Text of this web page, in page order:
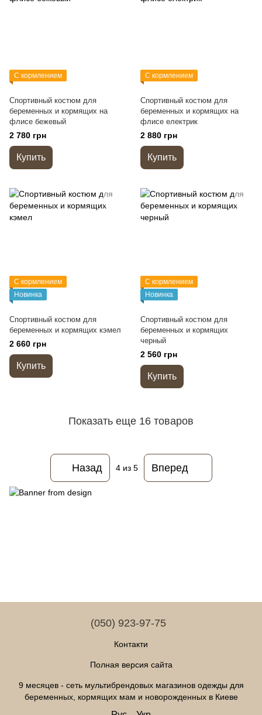
С кормлением
Спортивный костюм для
беременных и кормящих на
флисе бежевый
2 780 грн
Купить
С кормлением
Спортивный костюм для
беременных и кормящих на
флисе електрик
2 880 грн
Купить
С кормлением
Новинка
Спортивный костюм для
беременных и кормящих кэмел
2 660 грн
Купить
С кормлением
Новинка
Спортивный костюм для
беременных и кормящих
черный
2 560 грн
Купить
Показать еще 16 товаров
Назад 4из 5 Вперед
(050) 923-97-75
Контакти
Полная версия сайта
9 месяцев - сеть мультибрендовых магазинов одежды для
беременных, кормящих мам и новорожденных в Киеве